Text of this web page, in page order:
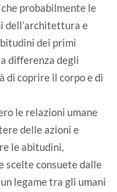
probabilmente le
dell’architettura e
dei primi
differenza degli
di coprire il corpo e di
le relazioni umane
delle azioni e
le abitudini,
scelte consuete dalle
legame tra gli umani